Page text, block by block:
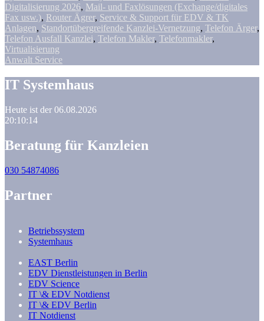
Digitalisierung 2026, Mail- und Faxlösungen (Exchange/digitales
Fax usw.), Router Ägrer, Service & Support für EDV & TK
Anlagen, Standortübergreifende Kanzlei-Vernetzung, Telefon Ärger,
Telefon Ausfall Kanzlei, Telefon Makler, Telefonmakler,
Virtualisierung
Anwalt Service
IT Systemhaus
Heute ist der 06.08.2026
20:10:15
Beratung für Kanzleien
030 54874086
Partner
Betriebssystem
Systemhaus
EAST Berlin
EDV Dienstleistungen in Berlin
EDV Science
IT \& EDV Notdienst
IT \& EDV Berlin
IT Notdienst